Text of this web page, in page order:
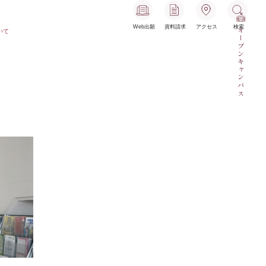
Web出願 資料請求 アクセス 検索
て オープンキャンパス